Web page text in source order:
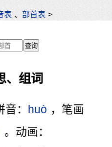
表 、部首表 >
、组词
： huò ，笔画
。动画：